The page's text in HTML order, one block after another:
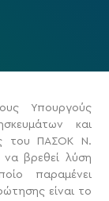
Υπουργούς
και
του ΠΑΣΟΚ Ν.
να βρεθεί λύση
παραμένει
είναι το